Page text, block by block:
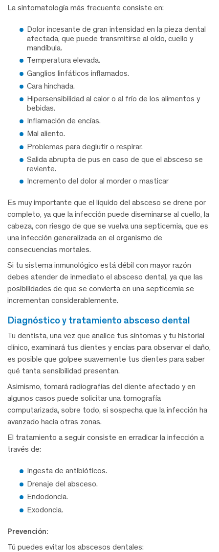
La sintomatología más frecuente consiste en:
Dolor incesante de gran intensidad en la pieza dental
afectada, que puede transmitirse al oído, cuello y
mandíbula.
Temperatura elevada.
Ganglios linfáticos inflamados.
Cara hinchada.
Hipersensibilidad al calor o al frío de los alimentos y
bebidas.
Inflamación de encías.
Mal aliento.
Problemas para deglutir o respirar.
Salida abrupta de pus en caso de que el absceso se
reviente.
Incremento del dolor al morder o masticar
Es muy importante que el líquido del absceso se drene por
completo, ya que la infección puede diseminarse al cuello, la
cabeza, con riesgo de que se vuelva una septicemia, que es
una infección generalizada en el organismo de
consecuencias mortales.
Si tu sistema inmunológico está débil con mayor razón
debes atender de inmediato el absceso dental, ya que las
posibilidades de que se convierta en una septicemia se
incrementan considerablemente.
diagnóstico y tratamiento absceso dental
Tu dentista, una vez que analice tus síntomas y tu historial
clínico, examinará tus dientes y encías para observar el daño,
es posible que golpee suavemente tus dientes para saber
qué tanta sensibilidad presentan.
Asimismo, tomará radiografías del diente afectado y en
algunos casos puede solicitar una tomografía
computarizada, sobre todo, si sospecha que la infección ha
avanzado hacia otras zonas.
El tratamiento a seguir consiste en erradicar la infección a
través de:
Ingesta de antibióticos.
Drenaje del absceso.
Endodoncia.
Exodoncia.
Prevención:
Tú puedes evitar los abscesos dentales: